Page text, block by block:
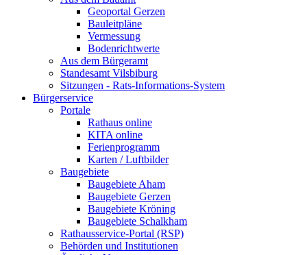
Geoportal Gerzen
Bauleitpläne
Vermessung
Bodenrichtwerte
Aus dem Bürgeramt
Standesamt Vilsbiburg
Sitzungen - Rats-Informations-System
Bürgerservice
Portale
Rathaus online
KITA online
Ferienprogramm
Karten / Luftbilder
Baugebiete
Baugebiete Aham
Baugebiete Gerzen
Baugebiete Kröning
Baugebiete Schalkham
Rathausservice-Portal (RSP)
Behörden und Institutionen